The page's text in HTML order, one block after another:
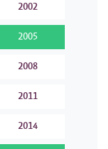
2002
2005
2008
2011
2014